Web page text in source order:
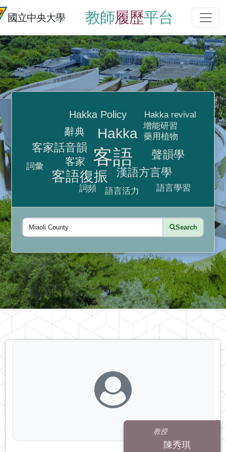
國立中央大學 教師履歷平台
客語
Hakka
客語復振 漢語方言學
聲韻學
客家話音韻
客家
Hakka Policy
辭典
藥用植物
語言活力 語言學習
增能研習
詞彙
詞頻
Hakka revival
Search
教授
陳秀琪